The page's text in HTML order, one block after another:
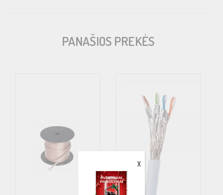
mm2 / AWG
Number of strands per lead
PANAŠIOS PREKĖS
X